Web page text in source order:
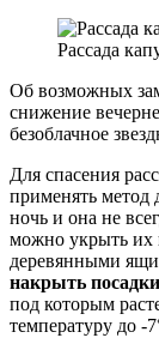
Рассада
Об возможных
снижение
безоблачное
Для спасения
применять метод
ночь и она не
можно укрыть их
деревянными
накрыть
под которым
температуру до -